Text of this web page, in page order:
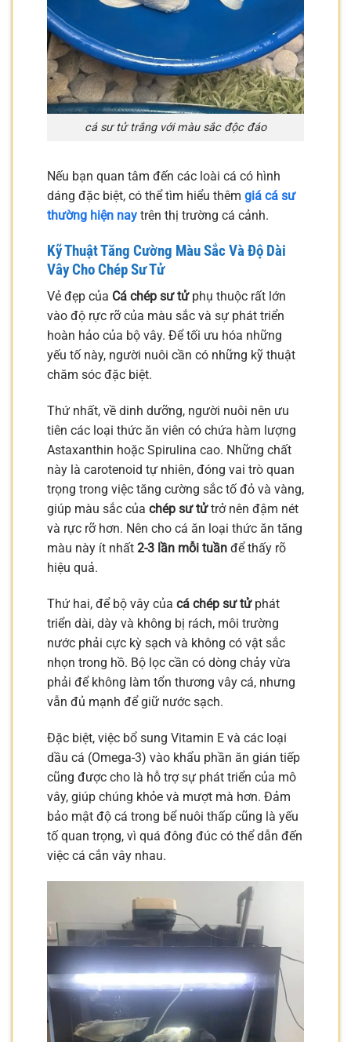
cá sư tử trắng với màu sắc độc đáo
Nếu bạn quan tâm đến các loài cá có hình
dáng đặc biệt, có thể tìm hiểu thêm giá cá sư
thường hiện nay trên thị trường cá cảnh.
Kỹ Thuật Tăng Cường Màu Sắc Và Độ Dài
Vây Cho Chép Sư Tử
Vẻ đẹp của Cá chép sư tửphụ thuộc rất lớn
vào độ rực rỡ của màu sắc và sự phát triển
hoàn hảo của bộ vây. Để tối ưu hóa những
yếu tố này, người nuôi cần có những kỹ thuật
chăm sóc đặc biệt.
Thứ nhất, về dinh dưỡng, người nuôi nên ưu
tiên các loại thức ăn viên có chứa hàm lượng
Astaxanthin hoặc Spirulina cao. Những chất
này là carotenoid tự nhiên, đóng vai trò quan
trọng trong việc tăng cường sắc tố đỏ và vàng,
giúp màu sắc của chép sư tửtrở nên đậm nét
và rực rỡ hơn. Nên cho cá ăn loại thức ăn tăng
màu này ít nhất 2-3 lần mỗi tuần để thấy rõ
hiệu quả.
Thứ hai, để bộ vây của cá chép sư tửphát
triển dài, dày và không bị rách, môi trường
nước phải cực kỳ sạch và không có vật sắc
nhọn trong hồ. Bộ lọc cần có dòng chảy vừa
phải để không làm tổn thương vây cá, nhưng
vẫn đủ mạnh để giữ nước sạch.
Đặc biệt, việc bổ sung Vitamin E và các loại
dầu cá (Omega-3) vào khẩu phần ăn gián tiếp
cũng được cho là hỗ trợ sự phát triển của mô
vây, giúp chúng khỏe và mượt mà hơn. Đảm
bảo mật độ cá trong bể nuôi thấp cũng là yếu
tố quan trọng, vì quá đông đúc có thể dẫn đến
việc cá cắn vây nhau.